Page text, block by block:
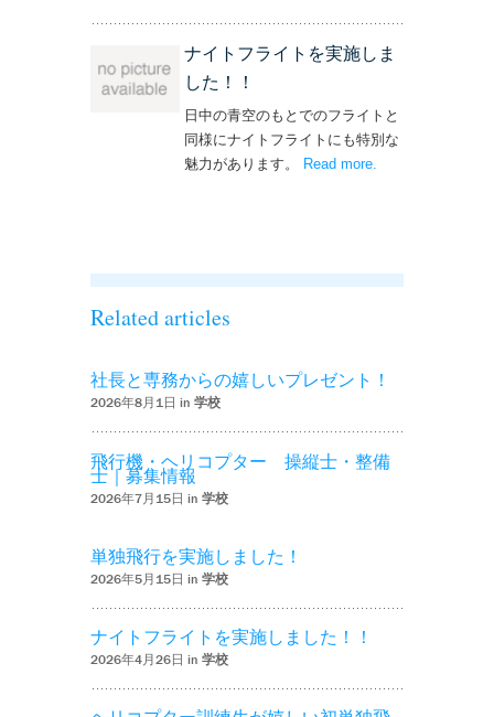
ナイトフライトを実施しま
した！！
日中の青空のもとでのフライトと
同様にナイトフライトにも特別な
魅力があります。
Read more
Related articles
社長と専務からの嬉しいプレゼント！
2026年8月1日 in 学校
飛行機・ヘリコプター 操縦士・整備
士｜募集情報
2026年7月15日 in 学校
単独飛行を実施しました！
2026年5月15日 in 学校
ナイトフライトを実施しました！！
2026年4月26日 in 学校